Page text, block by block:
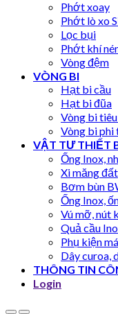
Phớt xoay
Phớt lò xo
Lọc bụi
Phớt khí
Vòng đệm
VÒNG BI
Hạt bi cầu
Hạt bi đũa
Vòng bi
Vòng bi phi
VẬT TƯ THIẾT
Ống Inox,
Xi măng đất
Bơm bùn
Ống Inox,
Vú mỡ, nút
Quả cầu
Phụ kiện
Dây curoa,
THÔNG TIN
Login